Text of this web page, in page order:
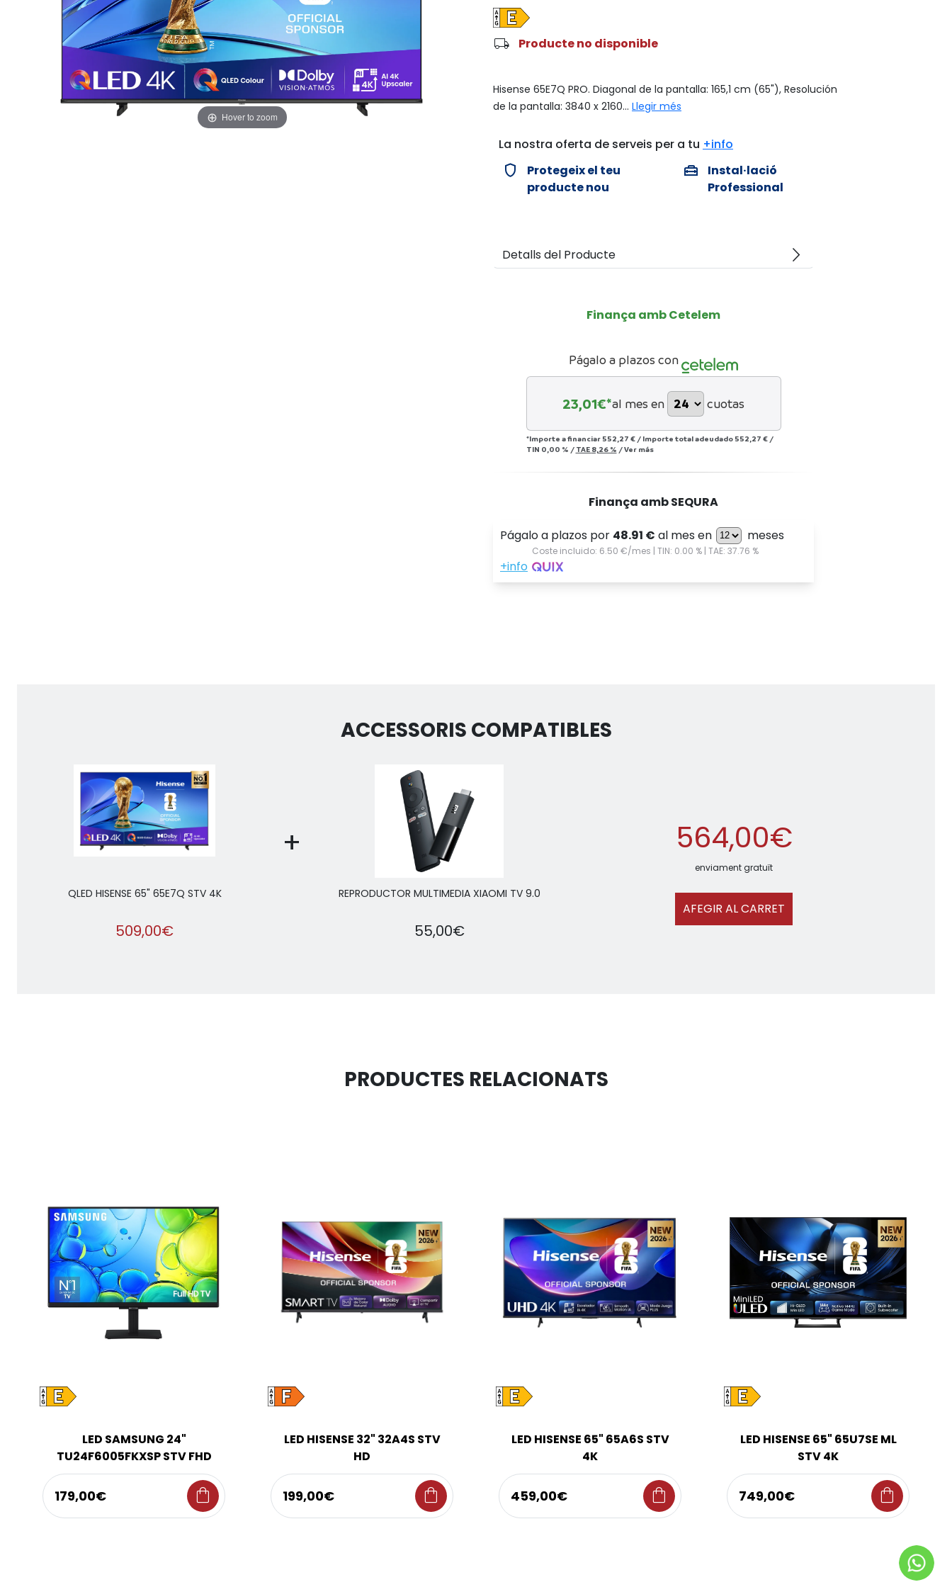
Hover to zoom
local_shipping Producte no disponible
Hisense 65E7Q PRO. Diagonal de la pantalla: 165,1 cm (65"), Resolución
de la pantalla: 3840 x 2160... Llegir més
La nostra oferta de serveis per a tu +info
verified_user
Protegeix el teu
producte nou
home_repair_service
Instal·lació
Professional
Detalls del Producte arrow_forward_ios
Finança amb Cetelem
Págalo a plazos con
23,01€*al mes en cuotas
*Importe a financiar 552,27 € / Importe total adeudado 552,27 €/
TIN 0,00 % / TAE 8,26 % /Ver más
Finança amb SEQURA
ACCESSORIS COMPATIBLES
QLED HISENSE 65" 65E7Q STV 4K
509,00€
+
REPRODUCTOR MULTIMEDIA XIAOMI TV 9.0
55,00€
564,00€
enviament gratuït
AFEGIR AL CARRET
PRODUCTES RELACIONATS
LED SAMSUNG 24"
TU24F6005FKXSP STV FHD
179,00€ shopping_bag
LED HISENSE 32" 32A4S STV
HD
199,00€ shopping_bag
LED HISENSE 65" 65A6S STV
4K
459,00€ shopping_bag
LED HISENSE 65" 65U7SE ML
STV 4K
749,00€ shopping_bag